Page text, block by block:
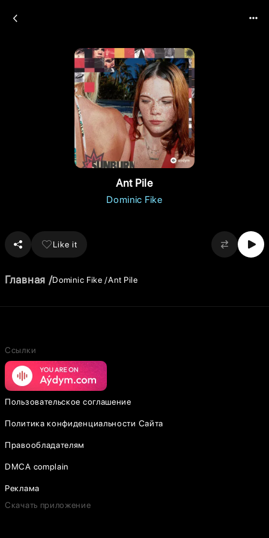
Ant Pile
Dominic Fike
Like it
Главная Dominic Fike Ant Pile
Ссылки
Пользовательское соглашение
Политика конфиденциальности Сайта
Правообладателям
DMCA complain
Реклама
Скачать приложение